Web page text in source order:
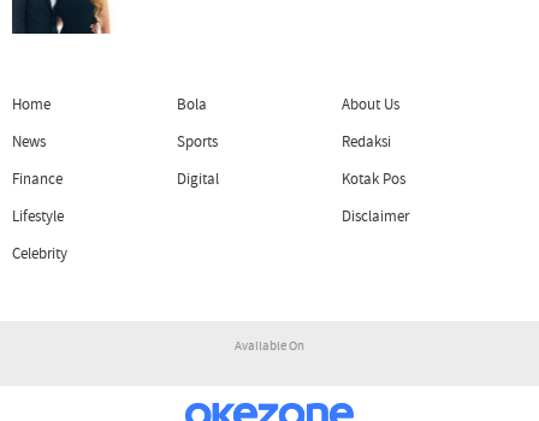
Home
News
Finance
Lifestyle
Celebrity
Bola
Sports
Digital
About Us
Redaksi
Kotak Pos
Disclaimer
Available On